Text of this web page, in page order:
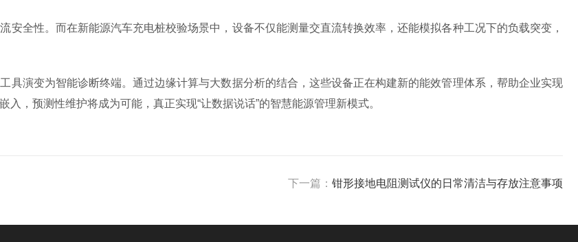
全性。而在新能源汽车充电桩校验场景中，设备不仅能测量交直流转换效率，还能模拟各种工况下的负载突变，
演变为智能诊断终端。通过边缘计算与大数据分析的结合，这些设备正在构建新的能效管理体系，帮助企业实现
，预测性维护将成为可能，真正实现“让数据说话”的智慧能源管理新模式。
下一篇： 钳形接地电阻测试仪的日常清洁与存放注意事项